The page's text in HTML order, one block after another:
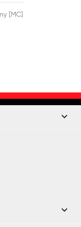
[MC]
keyboard_arrow_down
